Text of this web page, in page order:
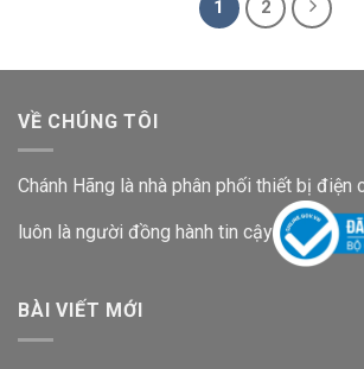
1 2
VỀ CHÚNG TÔI
Chánh Hãng là nhà phân phối thiết bị điện
luôn là người đồng hành tin cậy
BÀI VIẾT MỚI